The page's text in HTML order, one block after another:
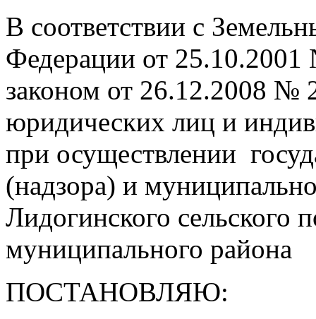
В соответствии с
Федерации от
законом от 26.12.2008
юридических лиц и
при осуществлении
(надзора) и
Лидогинского сельского
муниципального района
ПОСТАНОВЛЯЮ: